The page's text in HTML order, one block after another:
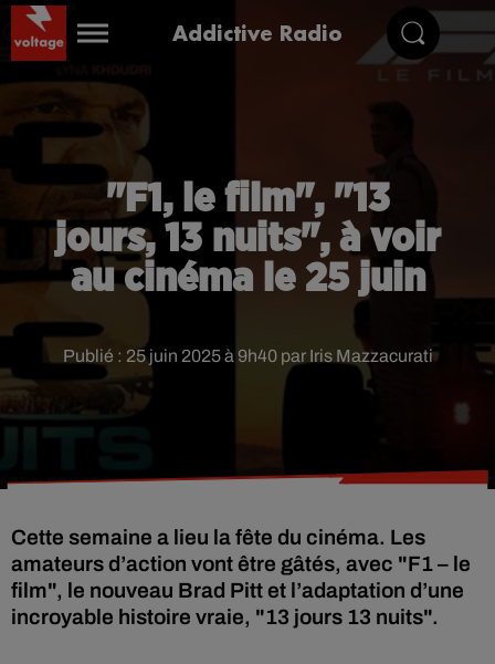
Addictive Radio
"F1, le film", "13
jours, 13 nuits", à voir
au cinéma le 25 juin
Publié : 25 juin 2025 à 9h40 par Iris Mazzacurati
Cette semaine a lieu la fête du cinéma. Les
amateurs d’action vont être gâtés, avec "F1 – le
film", le nouveau Brad Pitt et l’adaptation d’une
incroyable histoire vraie, "13 jours 13 nuits".